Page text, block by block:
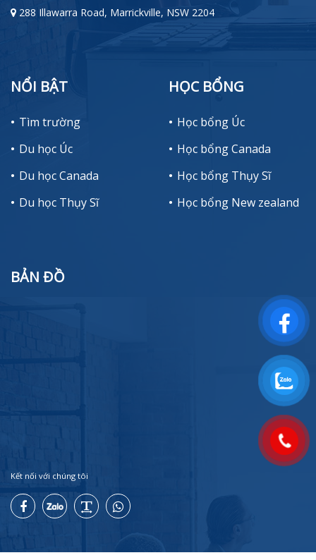
288 Illawarra Road, Marrickville, NSW 2204
NỔI BẬT
Tìm trường
Du học Úc
Du học Canada
Du học Thụy Sĩ
HỌC BỔNG
Học bổng Úc
Học bổng Canada
Học bổng Thụy Sĩ
Học bổng New zealand
BẢN ĐỒ
Kết nối với chúng tôi